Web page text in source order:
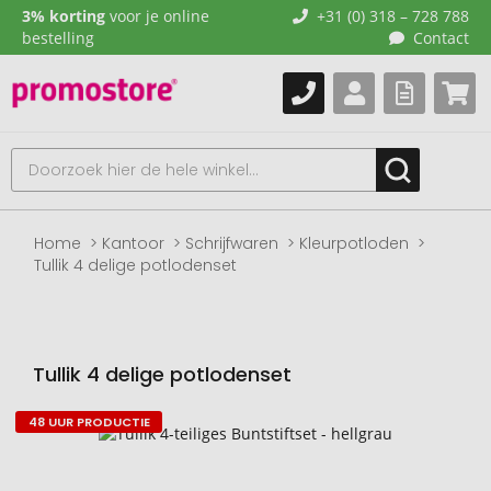
3% korting voor je online
bestelling
+31 (0) 318 – 728 788
Contact
Home Kantoor Schrijfwaren
Kleurpotloden
Tullik 4 delige potlodenset
Tullik 4 delige potlodenset
Naar
48 UUR PRODUCTIE